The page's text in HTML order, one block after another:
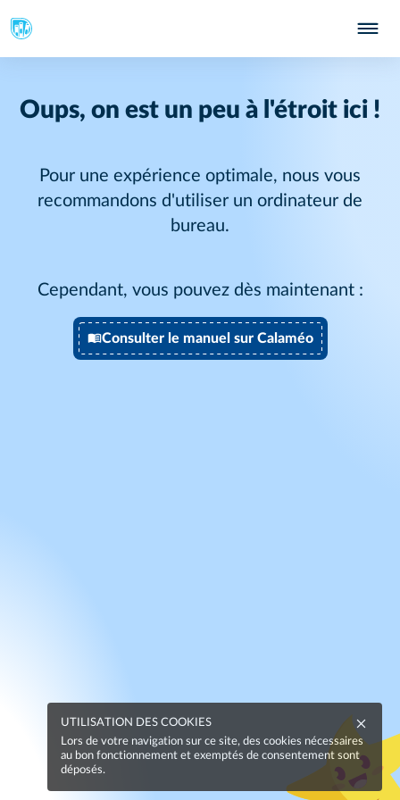
Oups, on est un peu à l'étroit ici !
Pour une expérience optimale, nous vous
recommandons d'utiliser un ordinateur de
bureau.
Cependant, vous pouvez dès maintenant :
Consulter le manuel sur Calaméo
UTILISATION DES COOKIES
Lors de votre navigation sur ce site, des cookies nécessaires
au bon fonctionnement et exemptés de consentement sont
déposés.